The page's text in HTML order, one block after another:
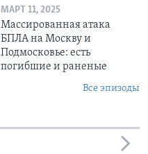
МАРТ 11, 2025
Массированная атака
БПЛА на Москву и
Подмосковье: есть
погибшие и раненые
Все эпизоды